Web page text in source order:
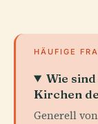
HÄUFIGE
Wie
Kirchen
Generell